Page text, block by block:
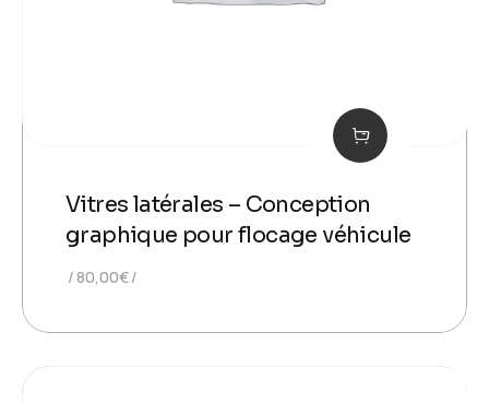
Vitres latérales – Conception
graphique pour flocage véhicule
80,00€